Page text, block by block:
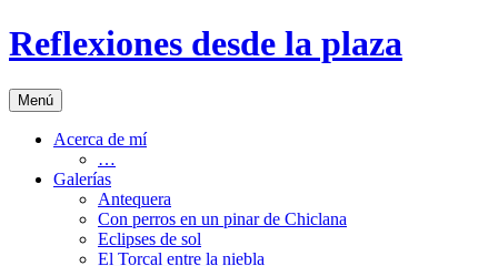
Saltar
al
Reflexiones desde la plaza
Menú
Acerca de mí
…
Galerías
Antequera
Con perros en un pinar de Chiclana
Eclipses de sol
El Torcal entre la niebla